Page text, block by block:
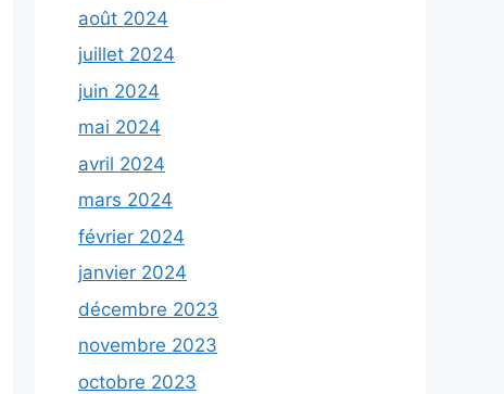
août 2024
juillet 2024
juin 2024
mai 2024
avril 2024
mars 2024
février 2024
janvier 2024
décembre 2023
novembre 2023
octobre 2023